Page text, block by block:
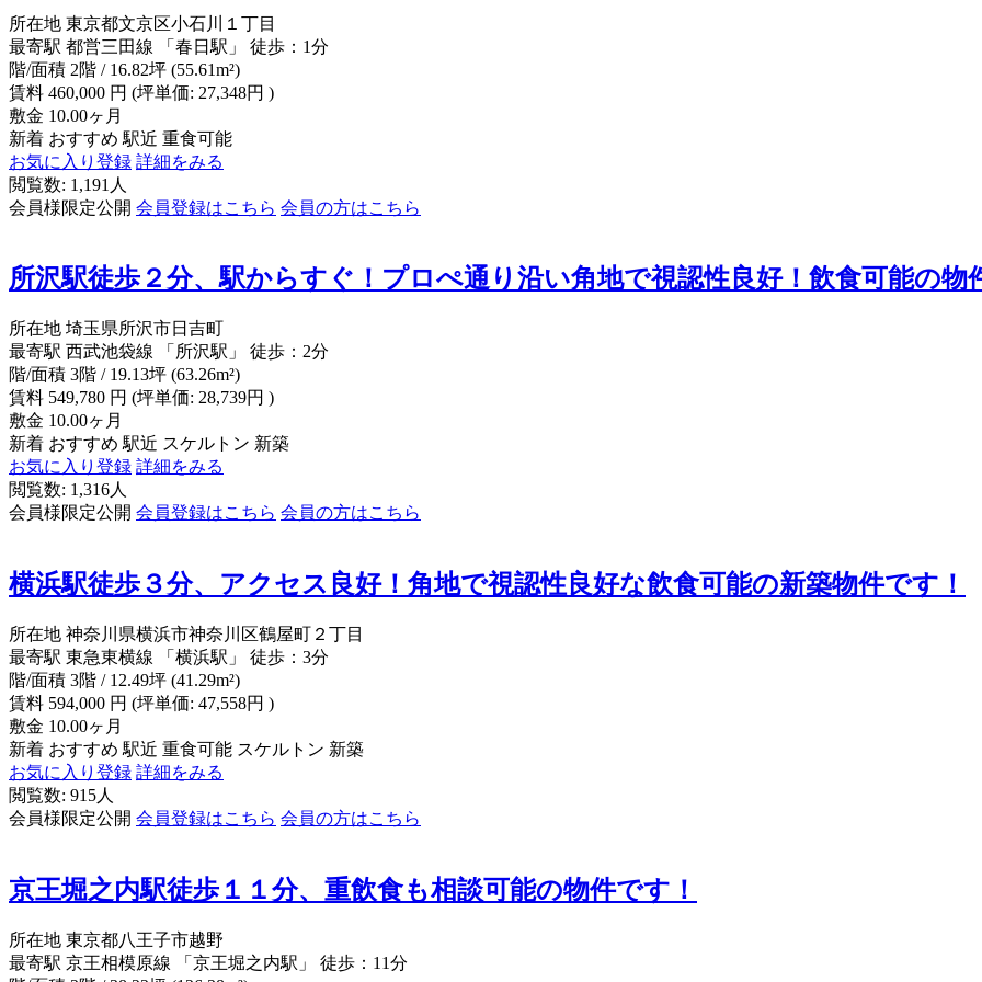
所在地 東京都文京区小石川１丁目
最寄駅 都営三田線 「春日駅」 徒歩：1分
階/面積 2階 / 16.82坪 (55.61m²)
賃料 460,000 円 (坪単価: 27,348円 )
敷金 10.00ヶ月
新着 おすすめ 駅近 重食可能
お気に入り登録 詳細をみる
閲覧数: 1,191人
会員様限定公開 会員登録はこちら 会員の方はこちら
所沢駅徒歩２分、駅からすぐ！プロぺ通り沿い角地で視認性良好！飲食可能の物
所在地 埼玉県所沢市日吉町
最寄駅 西武池袋線 「所沢駅」 徒歩：2分
階/面積 3階 / 19.13坪 (63.26m²)
賃料 549,780 円 (坪単価: 28,739円 )
敷金 10.00ヶ月
新着 おすすめ 駅近 スケルトン 新築
お気に入り登録 詳細をみる
閲覧数: 1,316人
会員様限定公開 会員登録はこちら 会員の方はこちら
横浜駅徒歩３分、アクセス良好！角地で視認性良好な飲食可能の新築物件です！
所在地 神奈川県横浜市神奈川区鶴屋町２丁目
最寄駅 東急東横線 「横浜駅」 徒歩：3分
階/面積 3階 / 12.49坪 (41.29m²)
賃料 594,000 円 (坪単価: 47,558円 )
敷金 10.00ヶ月
新着 おすすめ 駅近 重食可能 スケルトン 新築
お気に入り登録 詳細をみる
閲覧数: 915人
会員様限定公開 会員登録はこちら 会員の方はこちら
京王堀之内駅徒歩１１分、重飲食も相談可能の物件です！
所在地 東京都八王子市越野
最寄駅 京王相模原線 「京王堀之内駅」 徒歩：11分